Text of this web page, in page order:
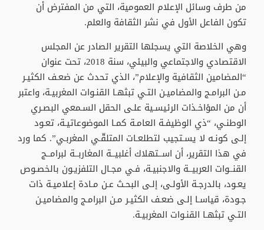
من طرف وسائل الإعلام العمومية، التي من المفترض أن
تكون الفاعل الأول في نشر الثقافة والعلم.
وهي الخلاصة التي يسجلها التقرير الصادر عن المجلس
الاقتصادي والاجتماعي والبيئي، سنة 2018، تحت عنوان
“المضامين الثقافية والإعلام”، الذي تحدث عن ضعـف الكثيـر
مـن البرامـج والمضاميـن التـي تبثهـا القنـوات المغربيـة، واعتبر
أن من المؤاخـذات الرئيسـية علـى الحقل السـمعي البصـري
الوطنـي، “ذي الوظيفـة العامـة كمـا الموضوعاتيـة، تعـود
إلـى كونـه لا يسـتجيب لتطلعـات المتلقّـي المغربـي”. كما ورد
في هذا التقرير، أن اســتهلاك أغلبيــة المغاربــة لبرامــج
القنــوات العربيــة والاجنبيـة، فـي مجـال التلفزيـون بالخصـوص
يعـود، بالدرجـة الأولـى، إلـى البحـث عـن مـادة إعلاميـة ذات
جـودة، قياسـا إلـى ضعـف الكثيـر مـن البرامـج والمضاميـن
التـي تبثهـا القنـوات المغربيـة.